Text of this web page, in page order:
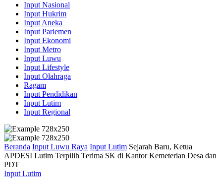
Input Nasional
Input Hukrim
Input Aneka
Input Parlemen
Input Ekonomi
Input Metro
Input Luwu
Input Lifestyle
Input Olahraga
Ragam
Input Pendidikan
Input Lutim
Input Regional
Beranda Input Luwu Raya Input Lutim Sejarah Baru, Ketua
APDESI Lutim Terpilih Terima SK di Kantor Kemeterian Desa dan
PDT
Input Lutim